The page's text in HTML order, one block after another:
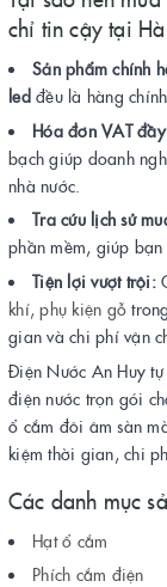
chỉ tin cậy tại
Sản phẩm chính
ledđều là hàng
Hóa đơn VAT
bạch giúp doanh
nhà nước.
Tra cứu lịch sử
phần mềm, giúp
Tiện lợi vượt trội:
khí, phụ kiện gỗ
gian và chi phí vận
Điện Nước An Huy
điện nước trọn gói
ổ cắm đôi âm sàn
kiệm thời gian, chi
Các danh mục
Hạt ổ cắm
Phích cắm điện